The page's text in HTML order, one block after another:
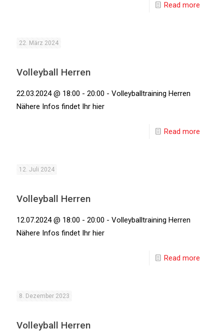
Read more
22. März 2024
Volleyball Herren
22.03.2024 @ 18:00 - 20:00 - Volleyballtraining Herren
Nähere Infos findet Ihr hier
Read more
12. Juli 2024
Volleyball Herren
12.07.2024 @ 18:00 - 20:00 - Volleyballtraining Herren
Nähere Infos findet Ihr hier
Read more
8. Dezember 2023
Volleyball Herren